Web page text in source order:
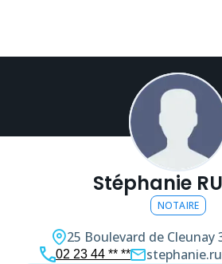
Stéphanie
NOTAIRE
25 Boulevard de Cleunay
02 23 44 ** **